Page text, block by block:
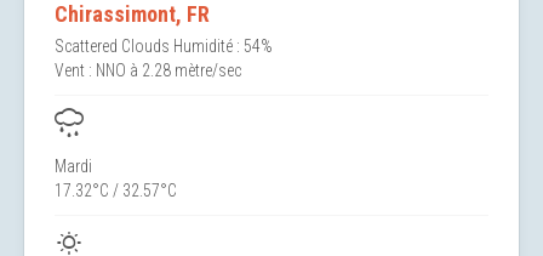
Chirassimont, FR
Scattered Clouds Humidité : 54%
Vent : NNO à 2.28 mètre/sec
Mardi
17.32°C / 32.57°C